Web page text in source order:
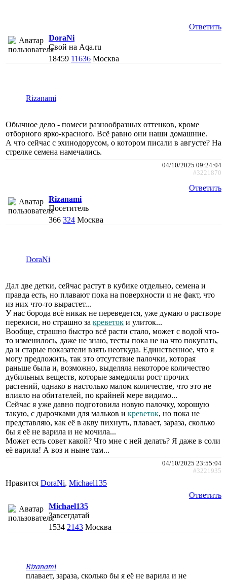
Ответить
DoraNi
Свой на Aqa.ru
18459 11636 Москва
Rizanami
Обычное дело - помеси разнообразных оттенков, кроме
отборного ярко-красного. Всё равно они наши домашние.
А что сейчас с эхинодорусом, о котором писали в августе? На
стрелке семена намечались.
04/10/2025 09:24:04
#3221870
Ответить
Rizanami
Посетитель
366 324 Москва
DoraNi
Дал две детки, сейчас растут в кубике отдельно, семена и
правда есть, но плавают пока на поверхности и не факт, что
из них что-то вырастет...
У нас борода всё никак не переведется, уже думаю о растворе
перекиси, но страшно за креветок и улиток...
Вообще, страшно быстро всё расти стало, может с водой что-
то изменилось, даже не знаю, тесты пока не на что покупать,
да и старые показатели взять неоткуда. Единственное, что я
могу предложить, так это отсутствие палочки, которая
раньше была и, возможно, выделяла некоторое количество
дубильных веществ, которые замедляли рост прочих
растений, однако в настолько малом количестве, что это не
влияло на обитателей, по крайней мере видимо...
Сейчас я уже давно подготовила новую палочку, хорошую
такую, с дырочками для мальков и креветок, но пока не
представляю, как её в акву пихнуть, плавает, зараза, сколько
бы я её не варила и не мочила...
Может есть совет какой? Что мне с ней делать? Я даже в соли
её варила! А воз и ныне там...
04/10/2025 23:55:04
#3221935
Нравится DoraNi, Michael135
Ответить
Michael135
Завсегдатай
1534 2143 Москва
Rizanami
плавает, зараза, сколько бы я её не варила и не